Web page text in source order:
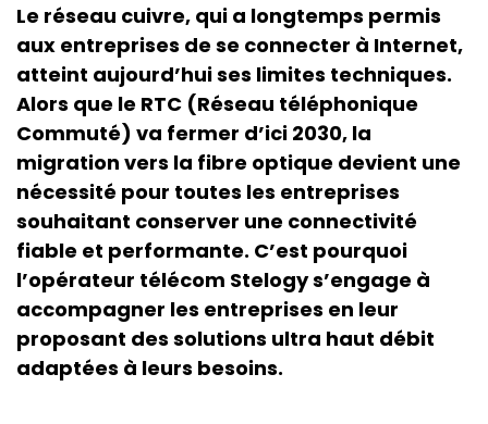
Le réseau cuivre, qui a longtemps permis
aux entreprises de se connecter à Internet,
atteint aujourd’hui ses limites techniques.
Alors que le RTC (Réseau téléphonique
Commuté) va fermer d’ici 2030, la
migration vers la fibre optique devient une
nécessité pour toutes les entreprises
souhaitant conserver une connectivité
fiable et performante. C’est pourquoi
l’opérateur télécom Stelogy s’engage à
accompagner les entreprises en leur
proposant des solutions ultra haut débit
adaptées à leurs besoins.